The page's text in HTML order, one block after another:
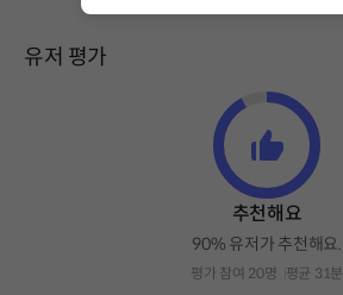
유저 평가
추천해요
90% 유저가 추천해요.
평가 참여 20명 평균 31분